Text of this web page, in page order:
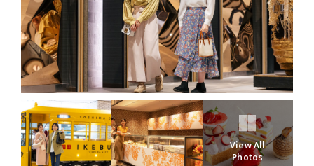
View All
Photos